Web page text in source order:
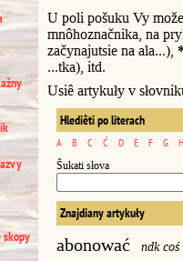
U poli pošuku Vy
mnôhoznačnika, na
začynajutsie na ala...),
...tka), itd.
Usiê artykuły v
Hlediêti po literach
A B C Ć D E F G H
Šukati słova
Znajdiany artykuły
abonować ndk coś